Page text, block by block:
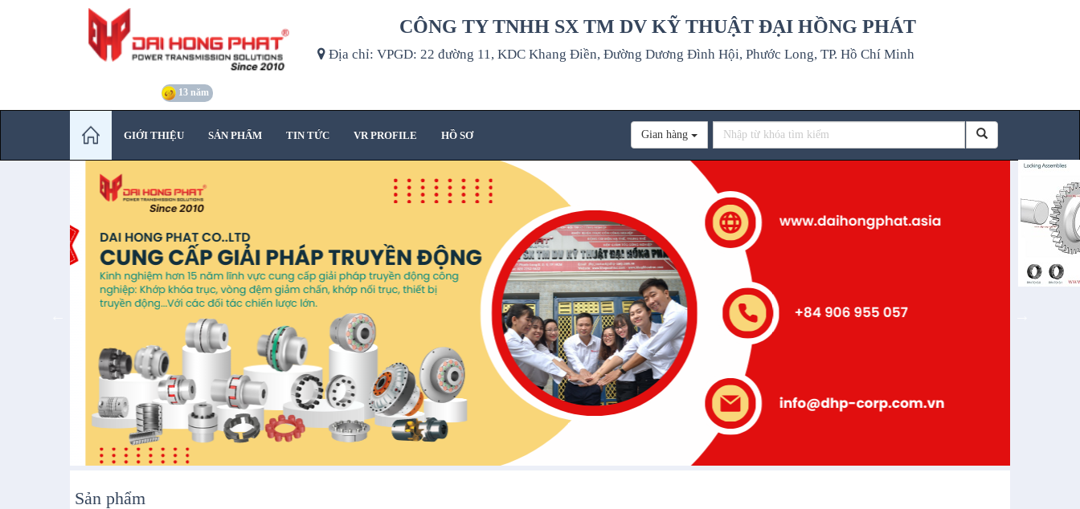
13 năm
CÔNG TY TNHH SX TM DV KỸ THUẬT ĐẠI HỒNG PHÁT
Địa chỉ: VPGD: 22 đường 11, KDC Khang Điền, Đường Dương Đình Hội, Phước Long, TP. Hồ Chí Minh
Gian hàng
GIỚI THIỆU SẢN PHẨM TIN TỨC VR PROFILE HỒ SƠ
Sản phẩm